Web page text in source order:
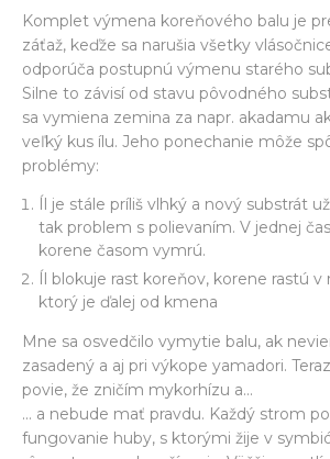
Komplet výmena koreňového balu je
záťaž, keďže sa narušia všetky
odporúča postupnú výmenu starého
Silne to závisí od stavu pôvodného
sa vymiena zemina za napr. akadamu
veľký kus ílu. Jeho ponechanie môže
problémy:
Íl je stále príliš vlhký a nový substrát
tak problem s polievaním. V jednej
korene časom vymrú.
Íl blokuje rast koreňov, korene rastú
ktorý je ďalej od kmena
Mne sa osvedčilo vymytie balu, ak
zasadený a aj pri výkope yamadori.
povie, že zničím mykorhízu a...
... a nebude mať pravdu. Každý strom
fungovanie huby, s ktorými žije v